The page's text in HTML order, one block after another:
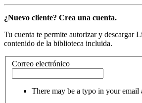
¿Nuevo cliente? Crea una cuenta.
Tu cuenta te permite autorizar y descargar
contenido de la biblioteca incluida.
Correo electrónico
There may be a typo in your email